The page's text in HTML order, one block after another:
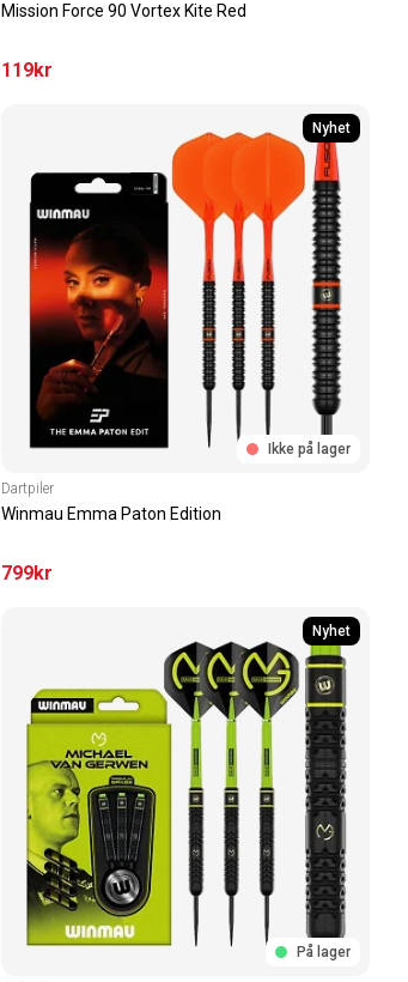
Mission Force 90 Vortex Kite Red
119kr
Nyhet
Ikke på lager
Dartpiler
Winmau Emma Paton Edition
799kr
Nyhet
På lager